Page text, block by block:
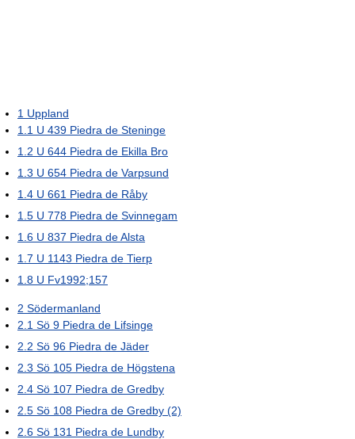
1 Uppland
1.1 U 439 Piedra de Steninge
1.2 U 644 Piedra de Ekilla Bro
1.3 U 654 Piedra de Varpsund
1.4 U 661 Piedra de Råby
1.5 U 778 Piedra de Svinnegam
1.6 U 837 Piedra de Alsta
1.7 U 1143 Piedra de Tierp
1.8 U Fv1992;157
2 Södermanland
2.1 Sö 9 Piedra de Lifsinge
2.2 Sö 96 Piedra de Jäder
2.3 Sö 105 Piedra de Högstena
2.4 Sö 107 Piedra de Gredby
2.5 Sö 108 Piedra de Gredby (2)
2.6 Sö 131 Piedra de Lundby